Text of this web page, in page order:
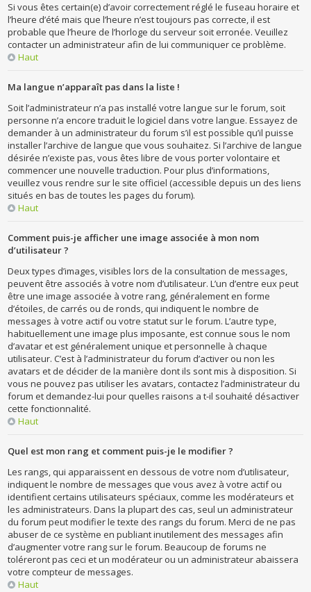
Si vous êtes certain(e) d’avoir correctement réglé le fuseau horaire et
l’heure d’été mais que l’heure n’est toujours pas correcte, il est
probable que l’heure de l’horloge du serveur soit erronée. Veuillez
contacter un administrateur afin de lui communiquer ce problème.
Haut
Ma langue n’apparaît pas dans la liste !
Soit l’administrateur n’a pas installé votre langue sur le forum, soit
personne n’a encore traduit le logiciel dans votre langue. Essayez de
demander à un administrateur du forum s’il est possible qu’il puisse
installer l’archive de langue que vous souhaitez. Si l’archive de langue
désirée n’existe pas, vous êtes libre de vous porter volontaire et
commencer une nouvelle traduction. Pour plus d’informations,
veuillez vous rendre sur le site officiel (accessible depuis un des liens
situés en bas de toutes les pages du forum).
Haut
Comment puis-je afficher une image associée à mon nom
d’utilisateur ?
Deux types d’images, visibles lors de la consultation de messages,
peuvent être associés à votre nom d’utilisateur. L’un d’entre eux peut
être une image associée à votre rang, généralement en forme
d’étoiles, de carrés ou de ronds, qui indiquent le nombre de
messages à votre actif ou votre statut sur le forum. L’autre type,
habituellement une image plus imposante, est connue sous le nom
d’avatar et est généralement unique et personnelle à chaque
utilisateur. C’est à l’administrateur du forum d’activer ou non les
avatars et de décider de la manière dont ils sont mis à disposition. Si
vous ne pouvez pas utiliser les avatars, contactez l’administrateur du
forum et demandez-lui pour quelles raisons a t-il souhaité désactiver
cette fonctionnalité.
Haut
Quel est mon rang et comment puis-je le modifier ?
Les rangs, qui apparaissent en dessous de votre nom d’utilisateur,
indiquent le nombre de messages que vous avez à votre actif ou
identifient certains utilisateurs spéciaux, comme les modérateurs et
les administrateurs. Dans la plupart des cas, seul un administrateur
du forum peut modifier le texte des rangs du forum. Merci de ne pas
abuser de ce système en publiant inutilement des messages afin
d’augmenter votre rang sur le forum. Beaucoup de forums ne
toléreront pas ceci et un modérateur ou un administrateur abaissera
votre compteur de messages.
Haut